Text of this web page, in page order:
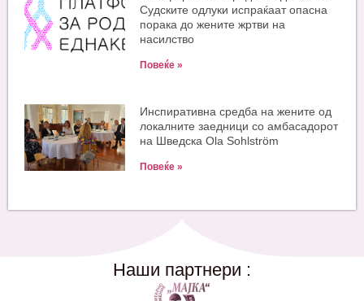
Судските одлуки испраќаат опасна
порака до жените жртви на
насилство
Повеќе »
Инспиративна средба на жените од
локалните заедници со амбасадорот
на Шведска Ola Sohlström
Повеќе »
Наши партнери :